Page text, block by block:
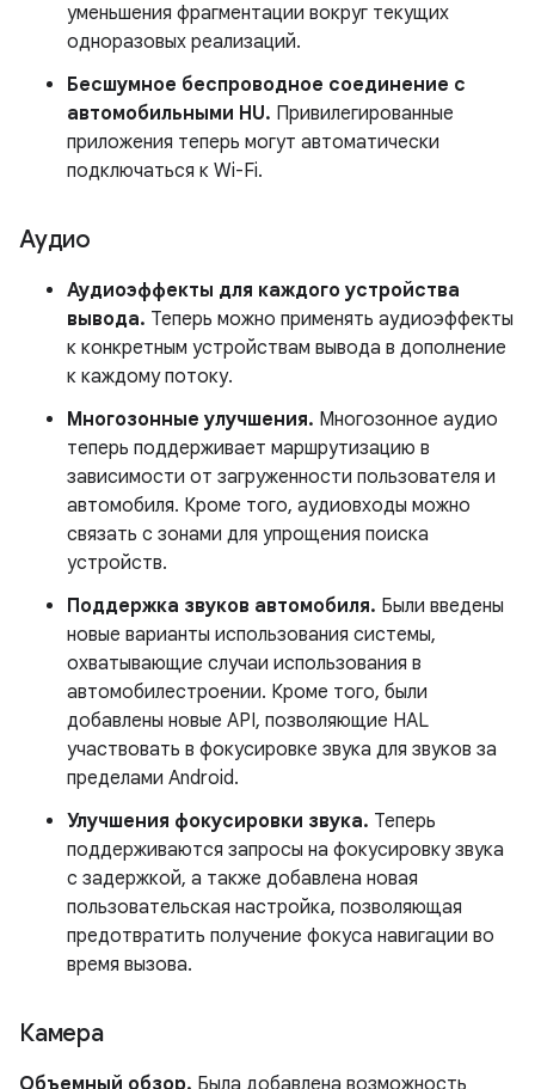
уменьшения фрагментации вокруг текущих
одноразовых реализаций.
Бесшумное беспроводное соединение с
автомобильными HU. Привилегированные
приложения теперь могут автоматически
подключаться к Wi-Fi.
Аудио
Аудиоэффекты для каждого устройства
вывода. Теперь можно применять аудиоэффекты
к конкретным устройствам вывода в дополнение
к каждому потоку.
Многозонные улучшения. Многозонное аудио
теперь поддерживает маршрутизацию в
зависимости от загруженности пользователя и
автомобиля. Кроме того, аудиовходы можно
связать с зонами для упрощения поиска
устройств.
Поддержка звуков автомобиля. Были введены
новые варианты использования системы,
охватывающие случаи использования в
автомобилестроении. Кроме того, были
добавлены новые API, позволяющие HAL
участвовать в фокусировке звука для звуков за
пределами Android.
Улучшения фокусировки звука. Теперь
поддерживаются запросы на фокусировку звука
с задержкой, а также добавлена ​​новая
пользовательская настройка, позволяющая
предотвратить получение фокуса навигации во
время вызова.
Камера
Объемный обзор. Была добавлена ​​возможность